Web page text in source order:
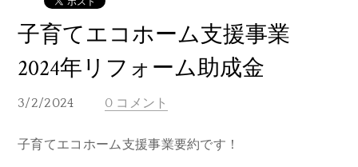
子育てエコホーム支援事業
2024年リフォーム助成金
3/2/2024 0 コメント
子育てエコホーム支援事業要約です！